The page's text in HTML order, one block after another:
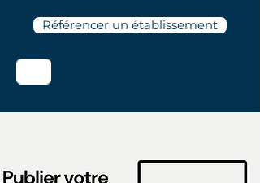
Référencer un établissement